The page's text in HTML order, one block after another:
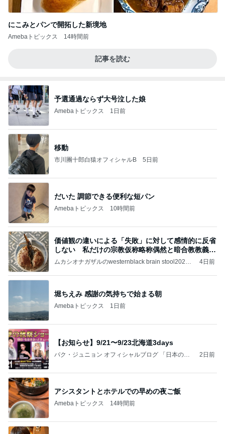
にこみとパンで開拓した新境地
Amebaトピックス 14時間前
記事を読む
予選通過ならず大号泣した娘
Amebaトピックス 1日前
移動
市川團十郎白猿オフィシャルB 5日前
だいた 調節できる便利な短パン
Amebaトピックス 10時間前
価値観の違いによる「失敗」に対して感情的に反省
しない 私だけの宗教仮称略称偶然と暗合教教義候
補
ムカシオナガザルのwesternblack brain stool2024
ガザル
4日前
堀ちえみ 感謝の気持ちで始まる朝
Amebaトピックス 1日前
【お知らせ】9/21〜9/23北海道3days
パク・ジュニョン オフィシャルブログ 「日本の
2日前
アシスタントとホテルでの早めの夜ご飯
Amebaトピックス 14時間前